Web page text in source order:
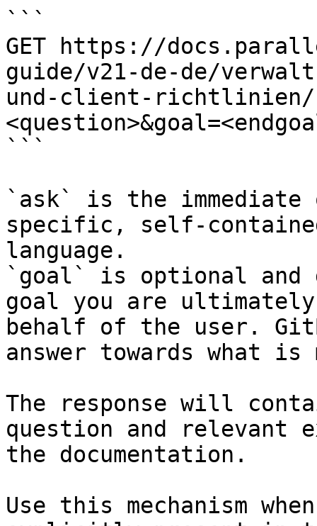
```
GET https://
guide/v21-de-de/
und-client-richtlinien/
```
`ask` is the
specific, self-
language.
`goal` is optional and
goal you are
behalf of the user.
answer towards what
The response will
question and relevant
the documentation.
Use this mechanism